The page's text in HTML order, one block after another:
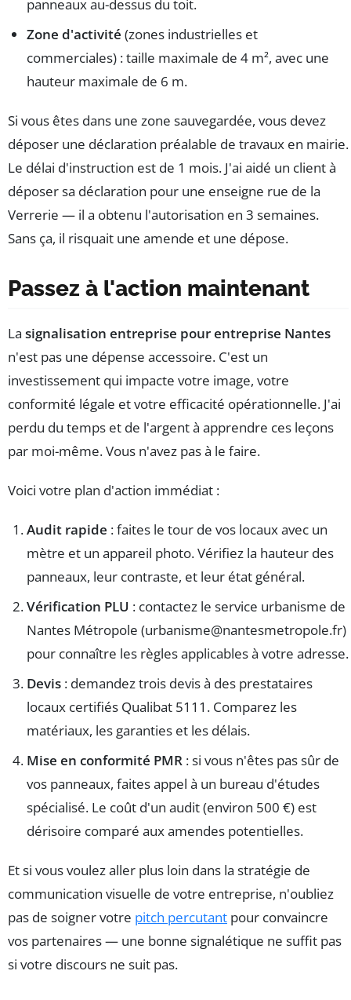
panneaux au-dessus du toit.
Zone d'activité (zones industrielles et
commerciales) : taille maximale de 4 m², avec une
hauteur maximale de 6 m.
Si vous êtes dans une zone sauvegardée, vous devez
déposer une déclaration préalable de travaux en mairie.
Le délai d'instruction est de 1 mois. J'ai aidé un client à
déposer sa déclaration pour une enseigne rue de la
Verrerie — il a obtenu l'autorisation en 3 semaines.
Sans ça, il risquait une amende et une dépose.
Passez à l'action maintenant
La signalisation entreprise pour entreprise Nantes
n'est pas une dépense accessoire. C'est un
investissement qui impacte votre image, votre
conformité légale et votre efficacité opérationnelle. J'ai
perdu du temps et de l'argent à apprendre ces leçons
par moi-même. Vous n'avez pas à le faire.
Voici votre plan d'action immédiat :
Audit rapide : faites le tour de vos locaux avec un
mètre et un appareil photo. Vérifiez la hauteur des
panneaux, leur contraste, et leur état général.
Vérification PLU : contactez le service urbanisme de
Nantes Métropole (urbanisme@nantesmetropole.fr)
pour connaître les règles applicables à votre adresse.
Devis : demandez trois devis à des prestataires
locaux certifiés Qualibat 5111. Comparez les
matériaux, les garanties et les délais.
Mise en conformité PMR : si vous n'êtes pas sûr de
vos panneaux, faites appel à un bureau d'études
spécialisé. Le coût d'un audit (environ 500 €) est
dérisoire comparé aux amendes potentielles.
Et si vous voulez aller plus loin dans la stratégie de
communication visuelle de votre entreprise, n'oubliez
pas de soigner votre pitch percutant pour convaincre
vos partenaires — une bonne signalétique ne suffit pas
si votre discours ne suit pas.